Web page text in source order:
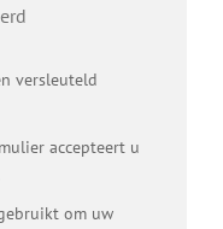
versleuteld
accepteert u
om uw